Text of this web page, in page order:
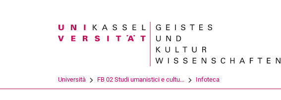
Search term
Università FB 02 Studi umanistici e cultu... Infoteca